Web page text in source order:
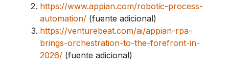
https://www.appian.com/robotic-process-
automation/ (fuente adicional)
https://venturebeat.com/ai/appian-rpa-
brings-orchestration-to-the-forefront-in-
2026/ (fuente adicional)